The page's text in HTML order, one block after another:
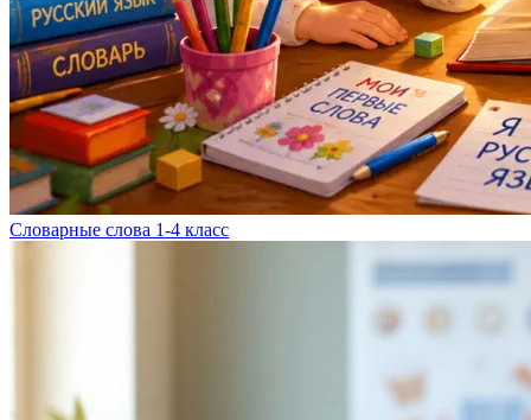
Словарные слова 1-4 класс